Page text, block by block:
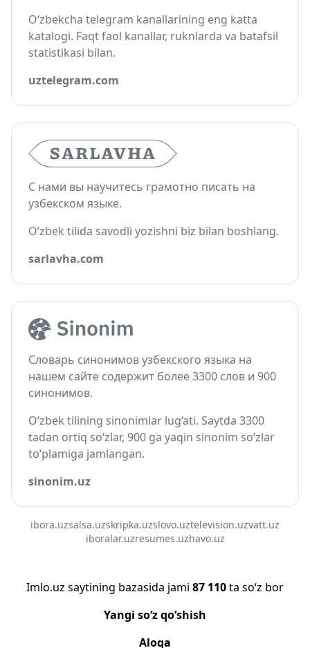
O‘zbekcha telegram kanallarining eng katta
katalogi. Faqt faol kanallar, ruknlarda va batafsil
statistikasi bilan.
uztelegram.com
С нами вы научитесь грамотно писать на
узбекском языке.
O‘zbek tilida savodli yozishni biz bilan boshlang.
sarlavha.com
Словарь синонимов узбекского языка на
нашем сайте содержит более 3300 слов и 900
синонимов.
O‘zbek tilining sinonimlar lug‘ati. Saytda 3300
tadan ortiq so‘zlar, 900 ga yaqin sinonim so‘zlar
to‘plamiga jamlangan.
sinonim.uz
ibora.uzsalsa.uzskripka.uzslovo.uztelevision.uzvatt.uz
iboralar.uzresumes.uzhavo.uz
Imlo.uz saytining bazasida jami 87 110ta so‘z bor
Yangi so‘z qo‘shish
Aloqa